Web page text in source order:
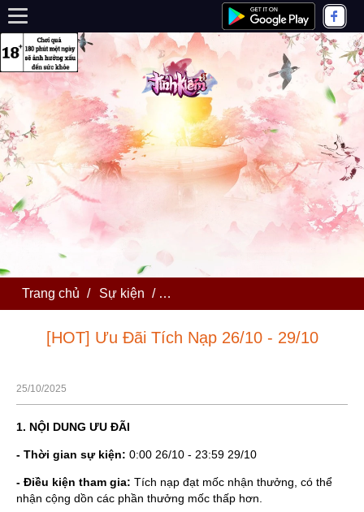
Trang chủ / Sự kiện / [HOT] Ưu Đãi Tích Nạp 26/10 -
[HOT] Ưu Đãi Tích Nạp 26/10 - 29/10
25/10/2025
1. NỘI DUNG ƯU ĐÃI
- Thời gian sự kiện: 0:00 26/10 - 23:59 29/10
- Điều kiện tham gia: Tích nạp đạt mốc nhận thưởng, có thể
nhận cộng dồn các phần thưởng mốc thấp hơn.